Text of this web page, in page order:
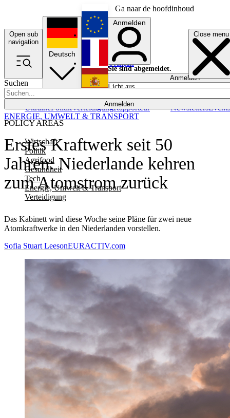
Ga naar de hoofdinhoud
Open sub
navigation
Close menu
Suchen
Anmelden
POLICY AREAS
Wirtschaft
Politik
Agrifood
Gesundheit
Tech
Energie, Umwelt & Transport
Verteidigung
UkrainePolitikVerteidigungRapporteur NewslettersEvents
Deutsch
English
Français
Anmelden
Sie sind abgemeldet.
Anmelden
Licht aus
Erstes Kraftwerk seit 50
Jahren: Niederlande kehren
zum Atomstrom zurück
Das Kabinett wird diese Woche seine Pläne für zwei neue
Atomkraftwerke in den Niederlanden vorstellen.
ENERGIE, UMWELT & TRANSPORT
Sofia Stuart LeesonEURACTIV.com